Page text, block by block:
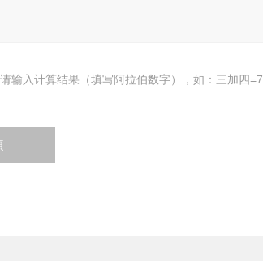
请输入计算结果（填写阿拉伯数字），如：三加四=7